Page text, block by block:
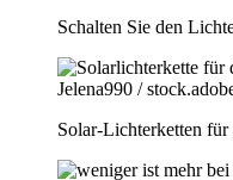
Schalten Sie den
Jelena990 /
Solar-Lichterketten für